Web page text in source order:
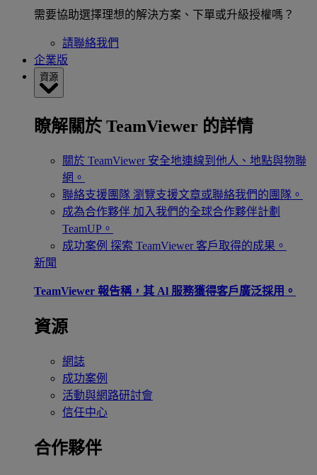
需要協助選擇理想的解決方案、下單或升級授權嗎？
請聯絡我們
企業版
資源
瞭解關於 TeamViewer 的詳情
關於 TeamViewer 安全地連線到他人、地點與物聯
網。
聯絡支援團隊 瀏覽支援文章或聯絡我們的團隊。
成為合作夥伴 加入我們的全球合作夥伴計劃
TeamUP。
成功案例 探索 TeamViewer 客戶取得的成果。
新聞
TeamViewer 報告稱，其 Al 服務獲得客戶廣泛採用。
資源
網誌
成功案例
活動與網路研討會
信任中心
合作夥伴